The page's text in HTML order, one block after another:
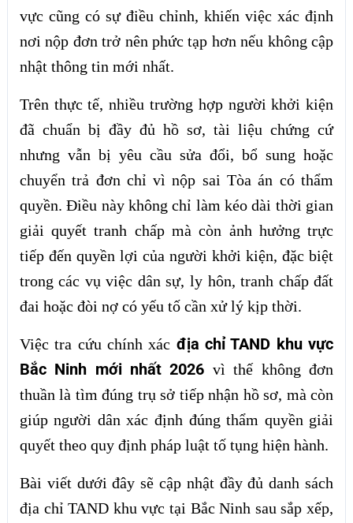
vực cũng có sự điều chỉnh, khiến việc xác định
nơi nộp đơn trở nên phức tạp hơn nếu không cập
nhật thông tin mới nhất.
Trên thực tế, nhiều trường hợp người khởi kiện
đã chuẩn bị đầy đủ hồ sơ, tài liệu chứng cứ
nhưng vẫn bị yêu cầu sửa đổi, bổ sung hoặc
chuyển trả đơn chỉ vì nộp sai Tòa án có thẩm
quyền. Điều này không chỉ làm kéo dài thời gian
giải quyết tranh chấp mà còn ảnh hưởng trực
tiếp đến quyền lợi của người khởi kiện, đặc biệt
trong các vụ việc dân sự, ly hôn, tranh chấp đất
đai hoặc đòi nợ có yếu tố cần xử lý kịp thời.
Việc tra cứu chính xác địa chỉ TAND khu vực
Bắc Ninh mới nhất 2026 vì thế không đơn
thuần là tìm đúng trụ sở tiếp nhận hồ sơ, mà còn
giúp người dân xác định đúng thẩm quyền giải
quyết theo quy định pháp luật tố tụng hiện hành.
Bài viết dưới đây sẽ cập nhật đầy đủ danh sách
địa chỉ TAND khu vực tại Bắc Ninh sau sắp xếp,